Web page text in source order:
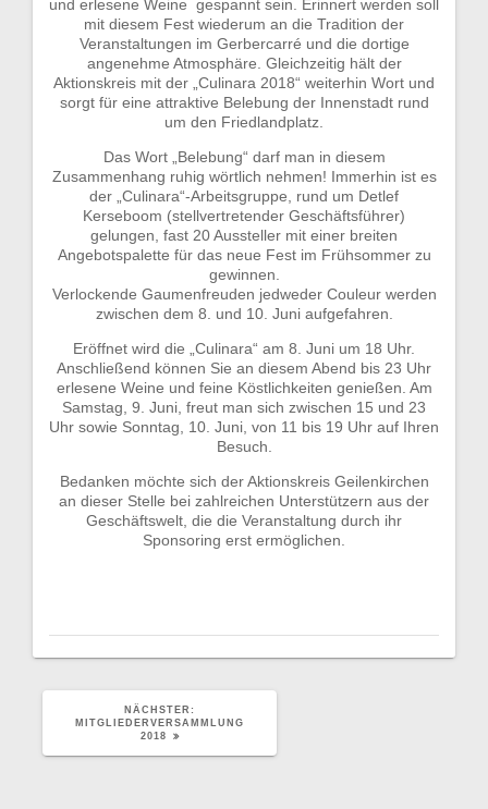
und erlesene Weine gespannt sein. Erinnert werden soll
mit diesem Fest wiederum an die Tradition der
Veranstaltungen im Gerbercarré und die dortige
angenehme Atmosphäre. Gleichzeitig hält der
Aktionskreis mit der „Culinara 2018“ weiterhin Wort und
sorgt für eine attraktive Belebung der Innenstadt rund
um den Friedlandplatz.
Das Wort „Belebung“ darf man in diesem
Zusammenhang ruhig wörtlich nehmen! Immerhin ist es
der „Culinara“-Arbeitsgruppe, rund um Detlef
Kerseboom (stellvertretender Geschäftsführer)
gelungen, fast 20 Aussteller mit einer breiten
Angebotspalette für das neue Fest im Frühsommer zu
gewinnen.
Verlockende Gaumenfreuden jedweder Couleur werden
zwischen dem 8. und 10. Juni aufgefahren.
Eröffnet wird die „Culinara“ am 8. Juni um 18 Uhr.
Anschließend können Sie an diesem Abend bis 23 Uhr
erlesene Weine und feine Köstlichkeiten genießen. Am
Samstag, 9. Juni, freut man sich zwischen 15 und 23
Uhr sowie Sonntag, 10. Juni, von 11 bis 19 Uhr auf Ihren
Besuch.
Bedanken möchte sich der Aktionskreis Geilenkirchen
an dieser Stelle bei zahlreichen Unterstützern aus der
Geschäftswelt, die die Veranstaltung durch ihr
Sponsoring erst ermöglichen.
NÄCHSTER:
BEITRAG:
MITGLIEDERVERSAMMLUNG
2018